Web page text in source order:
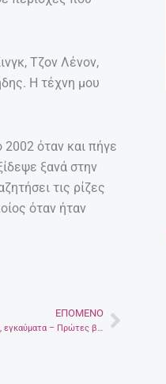
Τζον Λένον,
Η τέχνη μου
όταν και πήγε
ξανά στην
τις ρίζες
όταν ήταν
ΕΠΌΜΕΝΟ
Πονοκέφαλοι, ναυτίες, διαστρέμματα, εγκαύματα – Πρώτες βοήθειες από το φαρμακείο της φύσηςNext